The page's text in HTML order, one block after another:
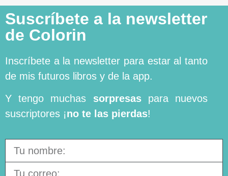
Suscríbete a la newsletter
de Colorin
Inscríbete a la newsletter para estar al tanto
de mis futuros libros y de la app.
Y tengo muchas sorpresaspara nuevos
suscriptores ¡no te las pierdas!